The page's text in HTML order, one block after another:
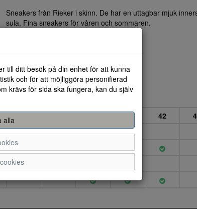
Sneakers från Rieker i skinn. De har en uttagbar mjuk
sula. Fina sneakers för våren och sommaren.
42
till ditt besök på din enhet för att kunna
och för att möjliggöra personifierad
krävs för sida ska fungera, kan du själv
alla